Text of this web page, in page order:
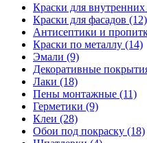
Краски для внутренних
Краски для фасадов (12)
Антисептики и
Краски по металлу (14)
Эмали (9)
Декоративные
Лаки (18)
Пены монтажные (11)
Герметики (9)
Клеи (28)
Обои под покраску (18)